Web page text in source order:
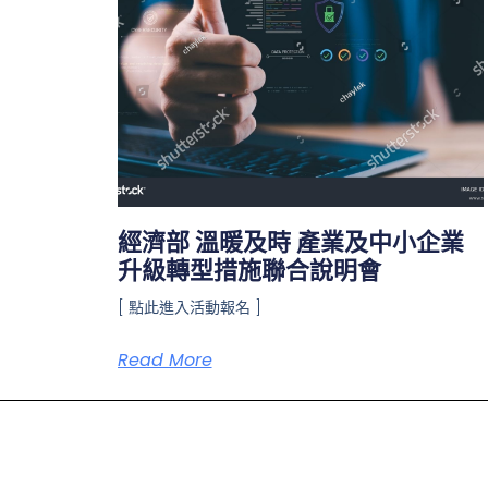
經濟部 溫暖及時 產業及中小企業
升級轉型措施聯合說明會
[ 點此進入活動報名 ]
Read More